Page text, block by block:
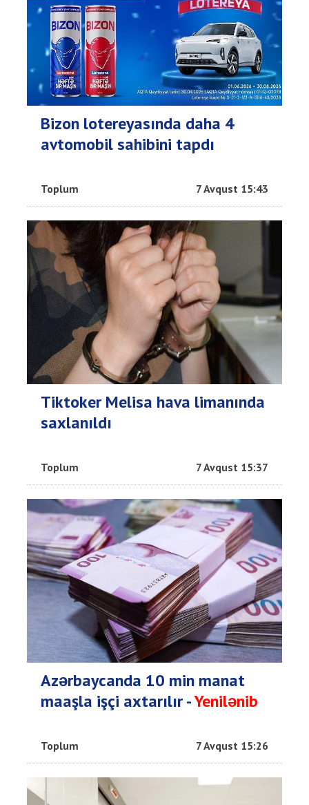
Bizon lotereyasında daha 4
avtomobil sahibini tapdı
Toplum 7 Avqust 15:43
Tiktoker Melisa hava limanında
saxlanıldı
Toplum 7 Avqust 15:37
Azərbaycanda 10 min manat
maaşla işçi axtarılır -Yenilənib
Toplum 7 Avqust 15:26